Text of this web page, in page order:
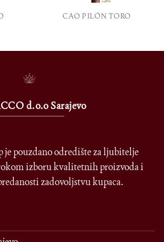
CAO PILÓN TORO
d.o.o Sarajevo
je pouzdano odredište za ljubitelje
izboru kvalitetnih proizvoda i
zadovoljstvu kupaca.